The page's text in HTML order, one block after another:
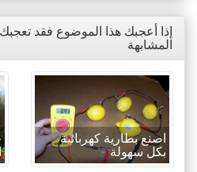
إذا أعجبك هذا الموضوع فقد
المشابهة
اصنع بطارية كهربائية
بكل سهولة